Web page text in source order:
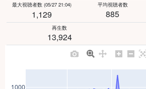
最大視聴者数 (05/27 21:04)
1,129
平均視聴者数
885
再生数
13,924
1000